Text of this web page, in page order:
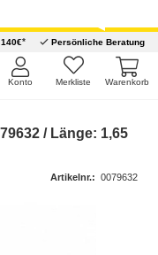
* Persönliche Beratung
Warenkorb
Merkliste
Konto
/ Länge: 1,65
Artikelnr.: 0079632